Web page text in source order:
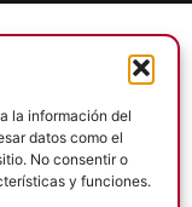
la información del
datos como el
No consentir o
y funciones.